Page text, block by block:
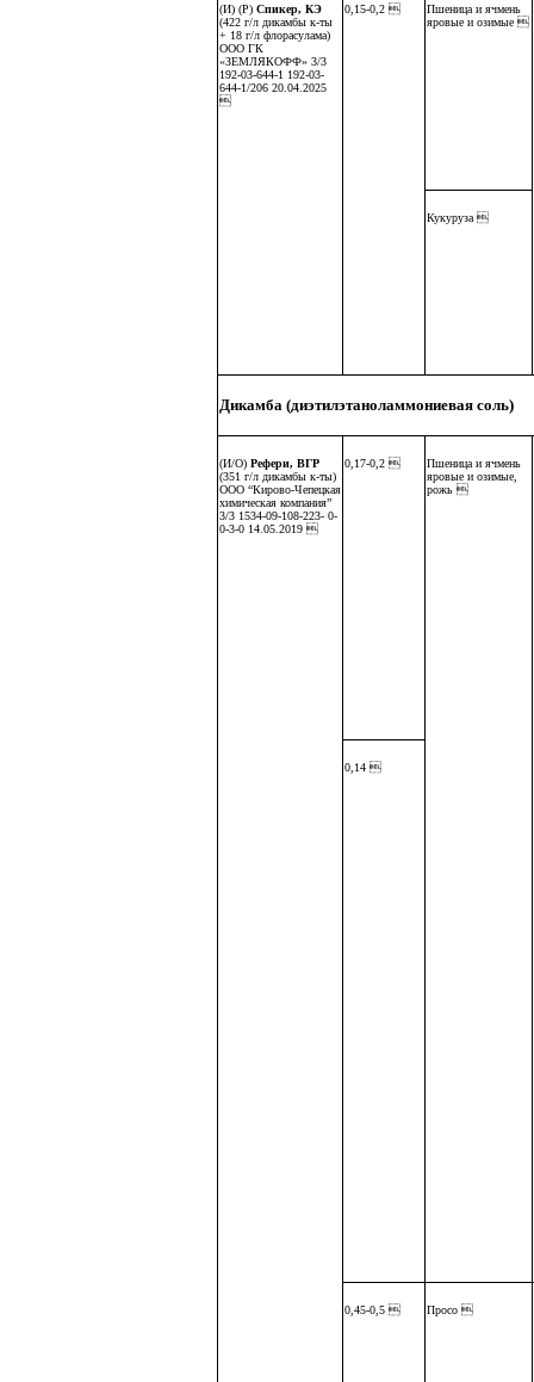
(И) (Р) Спикер, КЭ
(422 г/л дикамбы к-ты
+ 18 г/л флорасулама)
ООО ГК
«ЗЕМЛЯКОФФ» 3/3
192-03-644-1 192-03-
644-1/206 20.04.2025

0,15-0,2 
Пшеница и ячмень
яровые и озимые 
Кукуруза 
Дикамба (диэтилэтаноламмониевая соль)
(И/О) Рефери, ВГР
(351 г/л дикамбы к-ты)
ООО “Кирово-Чепецкая
химическая компания”
3/3 1534-09-108-223- 0-
0-3-0 14.05.2019 
0,17-0,2 
Пшеница и ячмень
яровые и озимые,
рожь 
0,14 
0,45-0,5  Просо 